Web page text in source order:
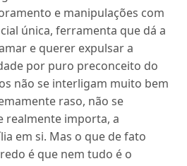
e manipulações com
única, ferramenta que dá a
e querer expulsar a
por puro preconceito do
não se interligam muito bem
raso, não se
realmente importa, a
em si. Mas o que de fato
é que nem tudo é o